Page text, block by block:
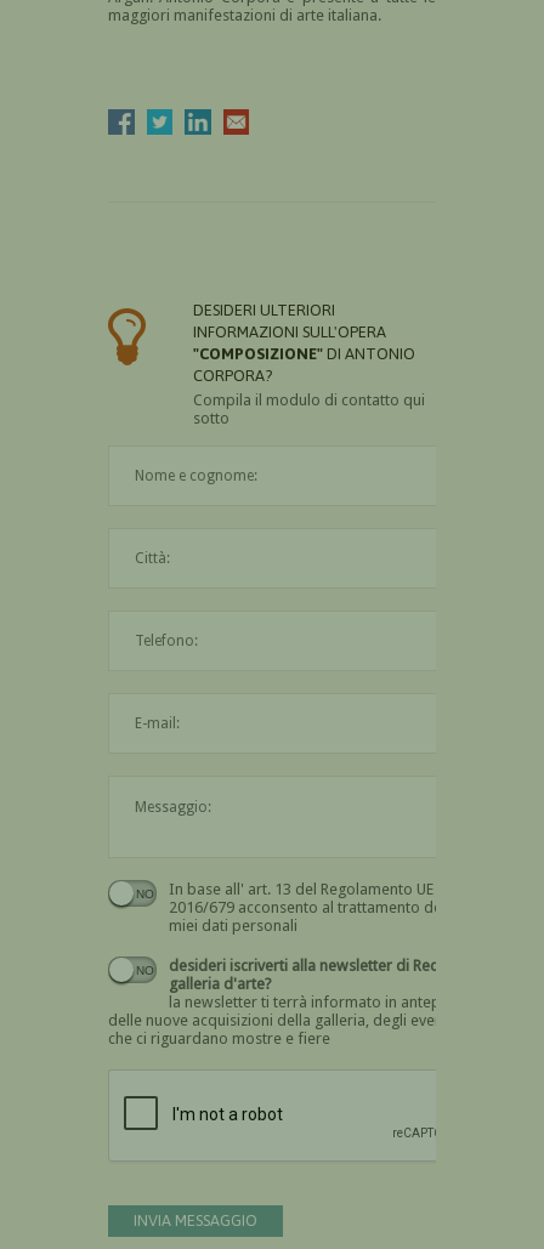
maggiori manifestazioni di arte italiana.
DESIDERI ULTERIORI
INFORMAZIONI SULL'OPERA
"COMPOSIZIONE" DI ANTONIO
CORPORA?
Compila il modulo di contatto qui
sotto
In base all' art. 13 del Regolamento UE n.
2016/679 acconsento al trattamento dei
miei dati personali
Devi dare il consenso
desideri iscriverti alla newsletter di Recta
galleria d'arte?
la newsletter ti terrà informato in anteprima
delle nuove acquisizioni della galleria, degli eventi
che ci riguardano mostre e fiere
INVIA MESSAGGIO